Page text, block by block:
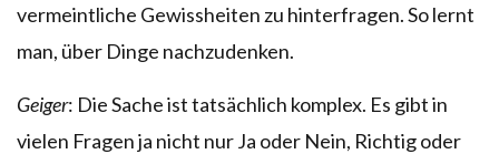
vermeintliche Gewissheiten zu hinterfragen. So lernt
man, über Dinge nachzudenken.
Geiger: Die Sache ist tatsächlich komplex. Es gibt in
vielen Fragen ja nicht nur Ja oder Nein, Richtig oder